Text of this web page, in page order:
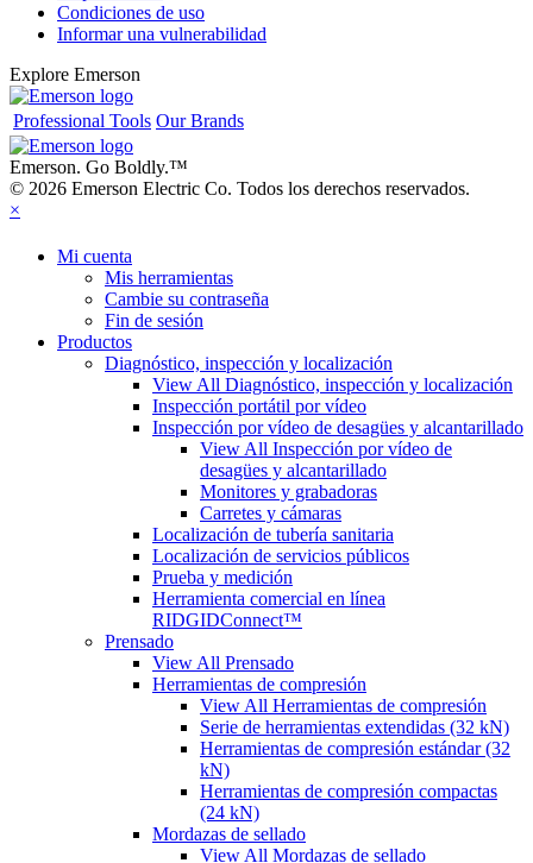
Condiciones de uso
Informar una vulnerabilidad
Explore Emerson
Professional Tools Our Brands
Emerson. Go Boldly.™
© 2026 Emerson Electric Co. Todos los derechos reservados.
×
Mi cuenta
Mis herramientas
Cambie su contraseña
Fin de sesión
Productos
Diagnóstico, inspección y localización
View All Diagnóstico, inspección y localización
Inspección portátil por vídeo
Inspección por vídeo de desagües y alcantarillado
View All Inspección por vídeo de
desagües y alcantarillado
Monitores y grabadoras
Carretes y cámaras
Localización de tubería sanitaria
Localización de servicios públicos
Prueba y medición
Herramienta comercial en línea
RIDGIDConnect™
Prensado
View All Prensado
Herramientas de compresión
View All Herramientas de compresión
Serie de herramientas extendidas (32 kN)
Herramientas de compresión estándar (32
kN)
Herramientas de compresión compactas
(24 kN)
Mordazas de sellado
View All Mordazas de sellado